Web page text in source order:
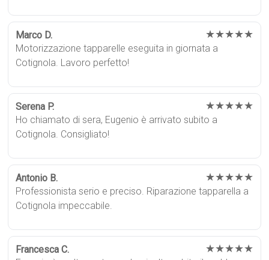
Marco D. ★★★★★
Motorizzazione tapparelle eseguita in giornata a
Cotignola. Lavoro perfetto!
Serena P. ★★★★★
Ho chiamato di sera, Eugenio è arrivato subito a
Cotignola. Consigliato!
Antonio B. ★★★★★
Professionista serio e preciso. Riparazione tapparella a
Cotignola impeccabile.
Francesca C. ★★★★★